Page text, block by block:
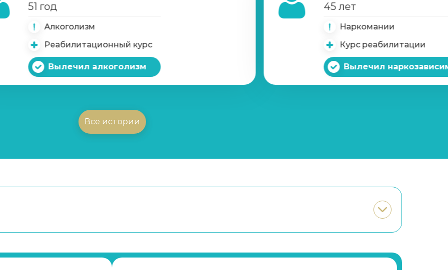
51 год
Алкоголизм
Реабилитационный курс
Вылечил алкоголизм
45 лет
Наркомании
Курс реабилитации
Вылечил
Все истории